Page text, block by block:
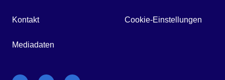
Kontakt
Mediadaten
Cookie-Einstellungen